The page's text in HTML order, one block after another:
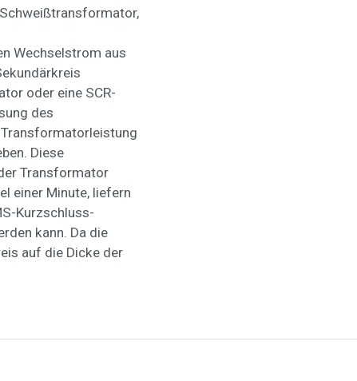
Wechselstrom aus
oder eine SCR-
des
Diese
Transformator
einer Minute, liefern
Kurzschluss-
kann. Da die
auf die Dicke der